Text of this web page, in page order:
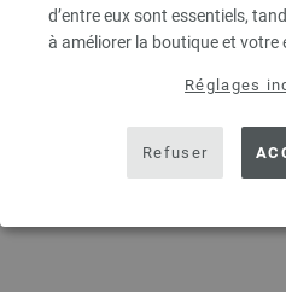
d’entre eux sont essentiels,
à améliorer la boutique et votre
Réglages
Refuser